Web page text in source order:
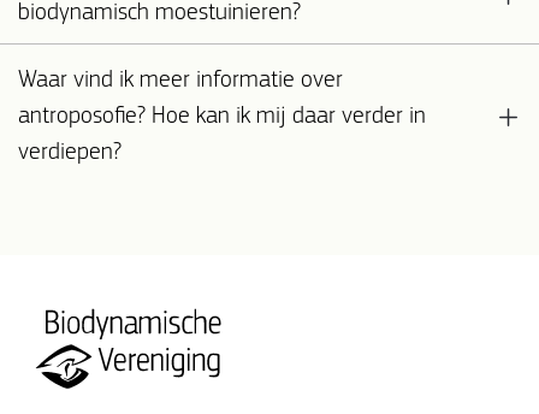
biodynamisch moestuinieren?
Waar vind ik meer informatie over
antroposofie? Hoe kan ik mij daar verder in
verdiepen?